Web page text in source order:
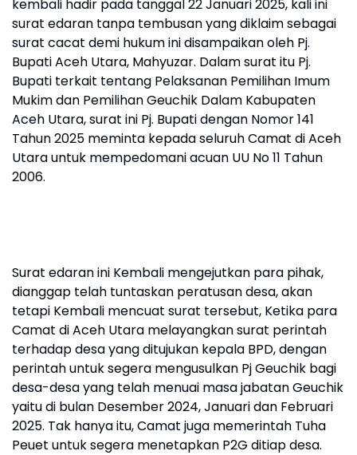
kembali hadir pada tanggal 22 Januari 2025, kali ini
surat edaran tanpa tembusan yang diklaim sebagai
surat cacat demi hukum ini disampaikan oleh Pj.
Bupati Aceh Utara, Mahyuzar. Dalam surat itu Pj.
Bupati terkait tentang Pelaksanan Pemilihan Imum
Mukim dan Pemilihan Geuchik Dalam Kabupaten
Aceh Utara, surat ini Pj. Bupati dengan Nomor 141
Tahun 2025 meminta kepada seluruh Camat di Aceh
Utara untuk mempedomani acuan UU No 11 Tahun
2006.
Surat edaran ini Kembali mengejutkan para pihak,
dianggap telah tuntaskan peratusan desa, akan
tetapi Kembali mencuat surat tersebut, Ketika para
Camat di Aceh Utara melayangkan surat perintah
terhadap desa yang ditujukan kepala BPD, dengan
perintah untuk segera mengusulkan Pj Geuchik bagi
desa-desa yang telah menuai masa jabatan Geuchik
yaitu di bulan Desember 2024, Januari dan Februari
2025. Tak hanya itu, Camat juga memerintah Tuha
Peuet untuk segera menetapkan P2G ditiap desa.